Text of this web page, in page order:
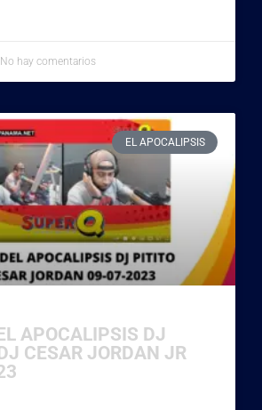
No hay comentarios
EL APOCALIPSIS
APOCALIPSIS DJ
CESAR JORDAN JR